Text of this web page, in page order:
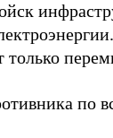
только
по